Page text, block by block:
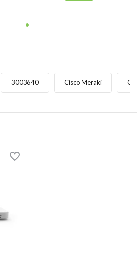
3003640 Cisco Meraki